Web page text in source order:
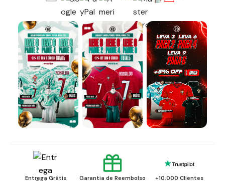
Entrega Grátis Garantia de Reembolso +10.000 Clientes